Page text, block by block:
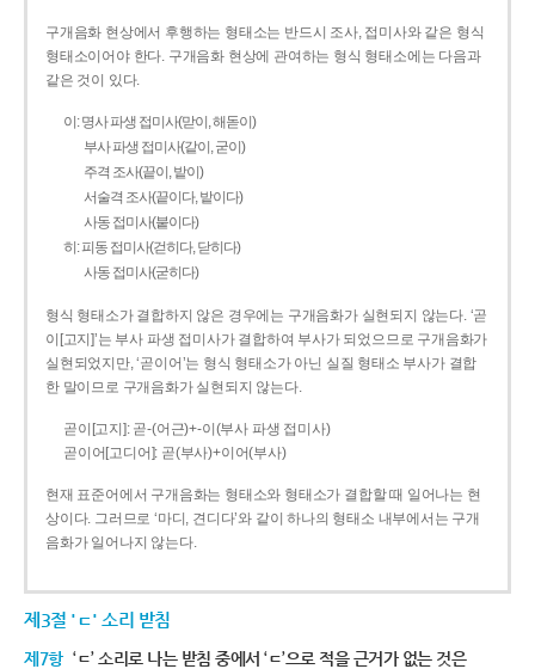
구개음화 현상에서 후행하는 형태소는 반드시 조사, 접미사와 같은 형식
형태소이어야 한다. 구개음화 현상에 관여하는 형식 형태소에는 다음과
같은 것이 있다.
이: 명사 파생 접미사(맏이, 해돋이)
부사 파생 접미사(같이, 굳이)
주격 조사(끝이, 밭이)
서술격 조사(끝이다, 밭이다)
사동 접미사(붙이다)
히: 피동 접미사(걷히다, 닫히다)
사동 접미사(굳히다)
형식 형태소가 결합하지 않은 경우에는 구개음화가 실현되지 않는다. ‘곧
이[고지]’는 부사 파생 접미사가 결합하여 부사가 되었으므로 구개음화가
실현되었지만, ‘곧이어’는 형식 형태소가 아닌 실질 형태소 부사가 결합
한 말이므로 구개음화가 실현되지 않는다.
곧이[고지]: 곧-­(어근)+­-이(부사 파생 접미사)
곧이어[고디어]: 곧(부사)+이어(부사)
현재 표준어에서 구개음화는 형태소와 형태소가 결합할 때 일어나는 현
상이다. 그러므로 ‘마디, 견디다’와 같이 하나의 형태소 내부에서는 구개
음화가 일어나지 않는다.
제3절 'ㄷ' 소리 받침
제7항 ‘ㄷ’ 소리로 나는 받침 중에서 ‘ㄷ’으로 적을 근거가 없는 것은